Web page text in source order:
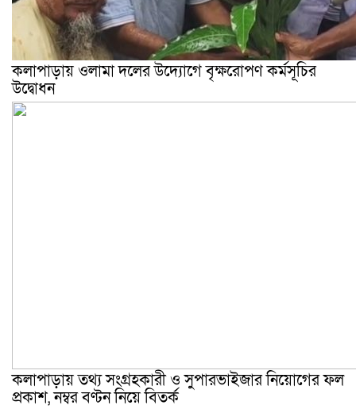
কলাপাড়ায় ওলামা দলের উদ্যোগে বৃক্ষরোপণ কর্মসূচির
উদ্বোধন
কলাপাড়ায় তথ্য সংগ্রহকারী ও সুপারভাইজার নিয়োগের ফল
প্রকাশ, নম্বর বণ্টন নিয়ে বিতর্ক